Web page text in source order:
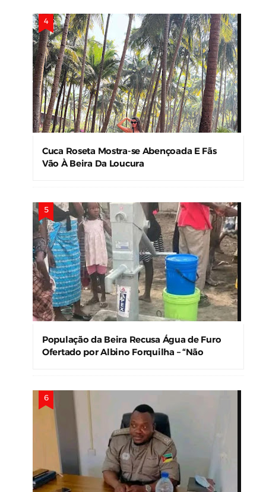
Cuca Roseta Mostra-se Abençoada E Fãs
Vão À Beira Da Loucura
População da Beira Recusa Água de Furo
Ofertado por Albino Forquilha – “Não